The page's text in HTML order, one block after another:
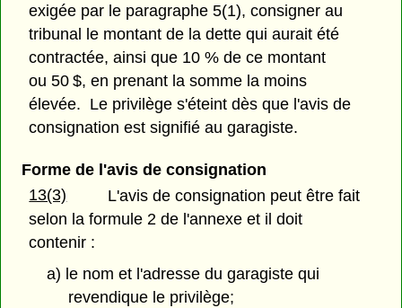
exigée par le paragraphe 5(1), consigner au
tribunal le montant de la dette qui aurait été
contractée, ainsi que 10 % de ce montant
ou 50 $, en prenant la somme la moins
élevée. Le privilège s'éteint dès que l'avis de
consignation est signifié au garagiste.
Forme de l'avis de consignation
13(3)
L'avis de consignation peut être fait
selon la formule 2 de l'annexe et il doit
contenir :
a) le nom et l'adresse du garagiste qui
revendique le privilège;